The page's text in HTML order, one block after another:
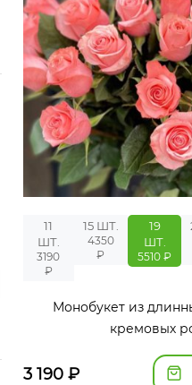
11
ШТ.
3190
₽
15 ШТ.
4350
₽
19
ШТ.
5510 ₽
Монобукет из
кремовых
3 190 ₽